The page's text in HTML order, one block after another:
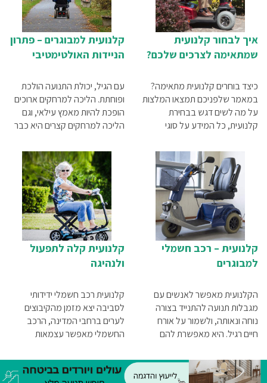
איך לבחור קלנועית
שמתאימה לצרכים שלכם?
כיצד בוחרים קלנועית מתאימה?
במאמר שלפניכם תמצאו המלצות
על מה לשים דגש בבחירת
קלנועית, כל המידע על סוגי
קלנועיות מתקפלות, קלנועיות
זוגיות ועוד
קלנועית למבוגרים – פתרון
הניידות האולטימטיבי
עם הגיל, יכולת התנועה הולכת
ופוחתת. הליכה למרחקים ארוכים
הופכת להיות מאמץ עילאי, וגם
הליכה למרחקים קצרים היא כבר
פתרון הניידות המושלם ביותר. כאן
תוכלו לקבל מידע על כל היתרונות
של שימוש בקלנועית למבוגרים,
איך לבחור קלנועית כולל צ'ק ליסט
לבחירת הקלנועית המתאימה
ביותר.
קלנועית – רכב חשמלי
למבוגרים
הקלנועית מאפשר לאנשים עם
מגבלות תנועה להתנייד בצורה
נוחה ונאותה, ולשמור על אורח
חיים רגיל. היא מאפשרת להם
בדברים אשר יקשו עליהם ויפגעו
בהם
קלנועית קלה לתפעול
ולנהיגה
קלנועית רכב חשמלי ידידותי
לסביבה יצא מזמן מהקיבוצים
לערים ברחבי המדינה, הרכב
החשמלי מאפשר עצמאות